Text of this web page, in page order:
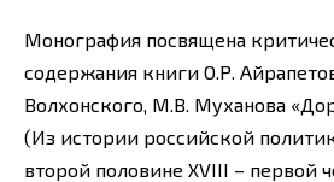
Монография посвящена
содержания книги О.Р.
Волхонского, М.В. Муханова
(Из истории российской
второй половине XVIII – первой